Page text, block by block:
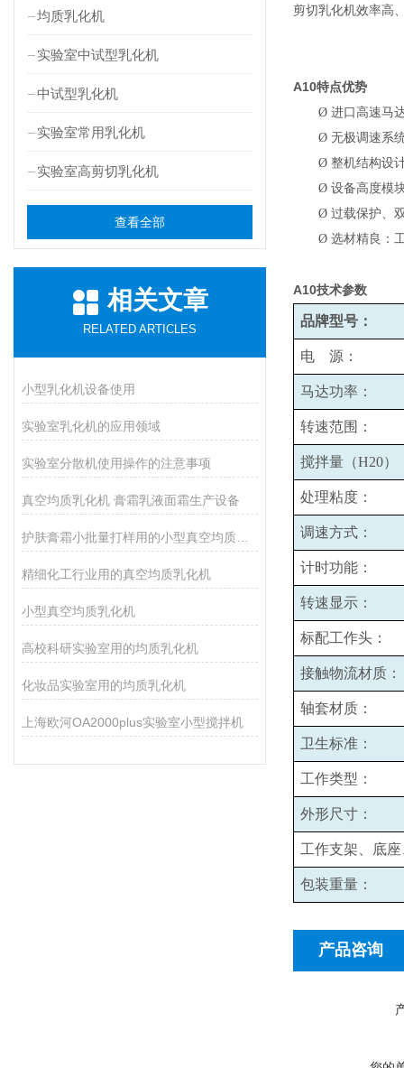
均质乳化机
实验室中试型乳化机
中试型乳化机
实验室常用乳化机
实验室高剪切乳化机
查看全部
相关文章
RELATED ARTICLES
小型乳化机设备使用
实验室乳化机的应用领域
实验室分散机使用操作的注意事项
真空均质乳化机 膏霜乳液面霜生产设备
精细化工行业用的真空均质乳化机
小型真空均质乳化机
高校科研实验室用的均质乳化机
化妆品实验室用的均质乳化机
上海欧河OA2000plus实验室小型搅拌机
剪切乳化机效率高
A10特点优势
Ø 进口高速马
Ø 无极调速系
Ø 整机结构设
Ø 设备高度模
Ø 过载保护、
Ø 选材精良：
A10技术参数
品牌型号：
电 源：
马达功率：
转速范围：
搅拌量（H20）
处理粘度：
调速方式：
计时功能：
转速显示：
标配工作头：
接触物流材质：
轴套材质：
卫生标准：
工作类型：
外形尺寸：
工作支架、底
包装重量：
产品咨询